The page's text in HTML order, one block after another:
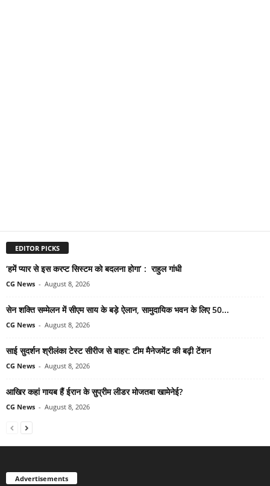
EDITOR PICKS
‘हमें प्यार से इस करप्ट सिस्टम को बदलना होगा’ : राहुल गांधी
CG News - August 8, 2026
सेन शक्ति सम्मेलन में सीएम साय के बड़े ऐलान, सामुदायिक भवन के लिए 50...
CG News - August 8, 2026
साई सुदर्शन श्रीलंका टेस्ट सीरीज से बाहर: टीम मैनेजमेंट की बढ़ी टेंशन
CG News - August 8, 2026
आखिर कहां गायब हैं ईरान के सुप्रीम लीडर मोजतबा खामेनेई?
CG News - August 8, 2026
Advertisements